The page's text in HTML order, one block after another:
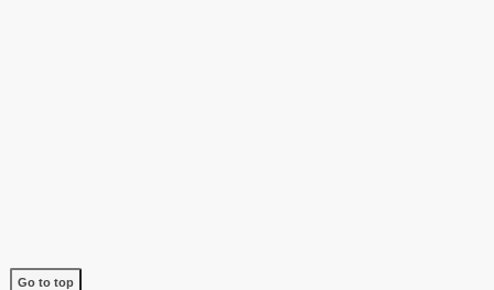
Go to top